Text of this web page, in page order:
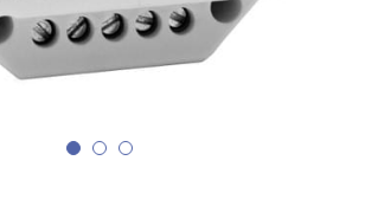
E-SHOP